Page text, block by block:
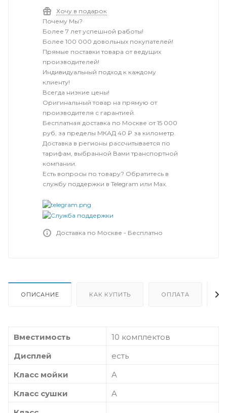
Хочу в подарок
Почему Мы?
Более 7 лет успешной работы!
Более 100 000 довольных покупателей!
Прямые поставки товара от ведущих
производителей!
Индивидуальный подход к каждому
клиенту!
Всегда низкие цены!
Оригинальный товар на прямую от
производителя с гарантией.
Бесплатная доставка по Москве от 15 000
руб, за пределы МКАД 40 ₽ за километр.
Доставка в регионы рассчитывается по
тарифам, выбранной Вами транспортной
компании.
Есть вопросы по товару? Обратитесь в
службу поддержки в Telegram или Max.
Доставка по Москве - Бесплатно
ОПИСАНИЕ КАК КУПИТЬ ОПЛАТА
Вместимость
10 комплектов
Дисплей
есть
Класс мойки
A
Класс сушки
A